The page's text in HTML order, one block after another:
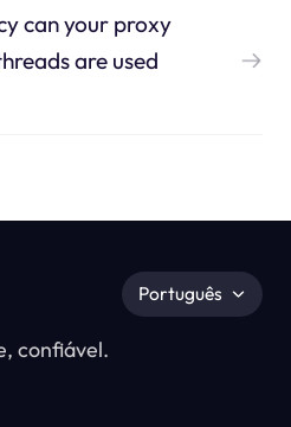
can your proxy
are used
confiável.
Português